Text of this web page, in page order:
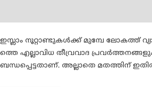
ഇസ്ലാം നൂറ്റാണ്ടുകള്‍ക്ക് മുമ്പേ ലോകത്ത്
ത്തെ എല്ലാവിധ തീവ്രവാദ
ബന്ധപ്പെട്ടതാണ്. അല്ലാതെ മതത്തിന്